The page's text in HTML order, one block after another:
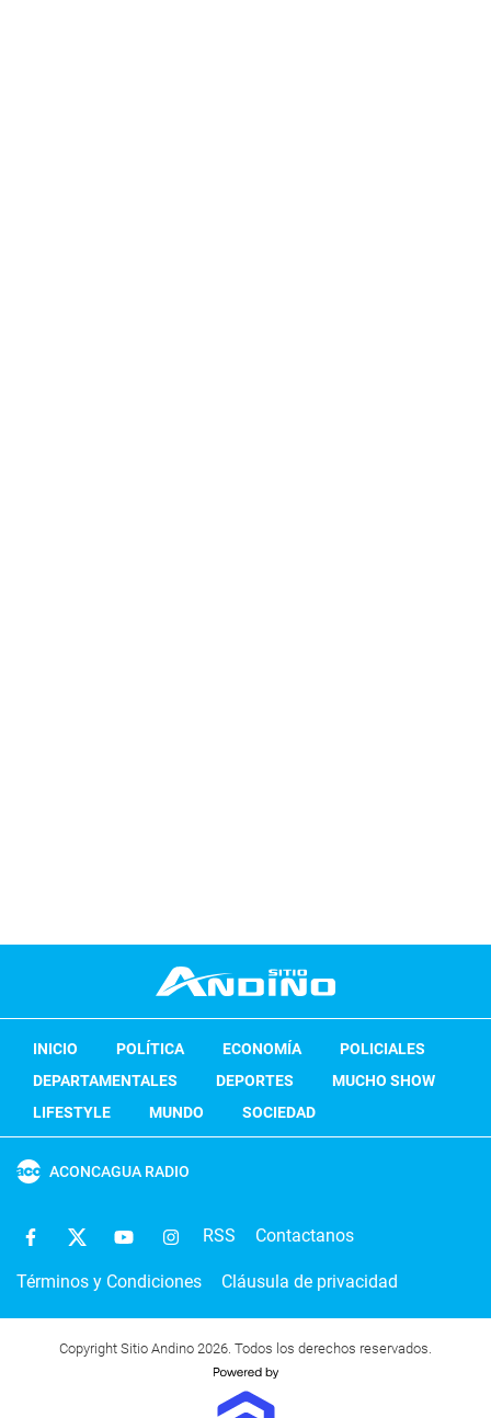
INICIO POLÍTICA ECONOMÍA
POLICIALES
DEPARTAMENTALES
DEPORTES
MUCHO SHOW
LIFESTYLE
MUNDO SOCIEDAD
ACONCAGUA RADIO
RSS Contactanos
Términos y Condiciones Cláusula de privacidad
Copyright Sitio Andino 2026. Todos los derechos reservados.